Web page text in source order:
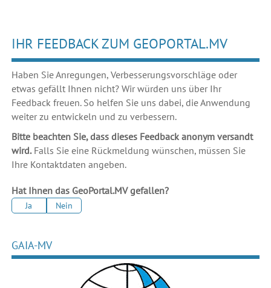
IHR FEEDBACK ZUM GEOPORTAL.MV
Haben Sie Anregungen, Verbesserungsvorschläge oder
etwas gefällt Ihnen nicht? Wir würden uns über Ihr
Feedback freuen. So helfen Sie uns dabei, die Anwendung
weiter zu entwickeln und zu verbessern.
Bitte beachten Sie, dass dieses Feedback anonym versandt
wird.Falls Sie eine Rückmeldung wünschen, müssen Sie
Ihre Kontaktdaten angeben.
Hat Ihnen das GeoPortal.MV gefallen?
Ja Nein
GAIA-MV